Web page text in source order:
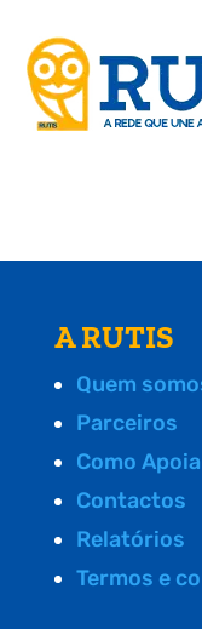
A RUTIS
Quem
Parceiros
Como
Contactos
Relatórios
Termos e